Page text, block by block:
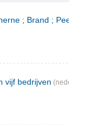
; Brand ; Peer Gynt. 2
vijf bedrijven (nederlandsk)